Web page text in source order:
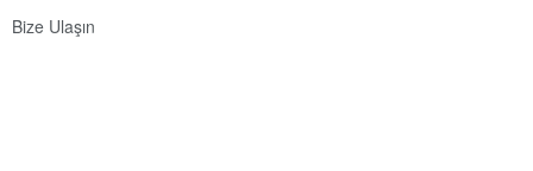
Bize Ulaşın